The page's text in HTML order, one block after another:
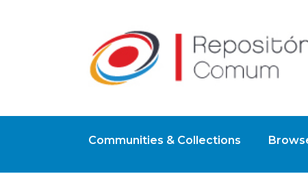
Communities & Collections